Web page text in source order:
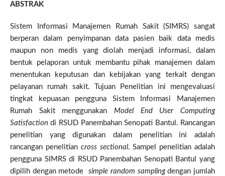
ABSTRAK
Sistem Informasi Manajemen Rumah Sakit (SIMRS) sangat
berperan dalam penyimpanan data pasien baik data medis
maupun non medis yang diolah menjadi informasi, dalam
bentuk pelaporan untuk membantu pihak manajemen dalam
menentukan keputusan dan kebijakan yang terkait dengan
pelayanan rumah sakit. Tujuan Penelitian ini mengevaluasi
tingkat kepuasan pengguna Sistem Informasi Manajemen
Rumah Sakit menggunakan Model End User Computing
Satisfaction di RSUD Panembahan Senopati Bantul. Rancangan
penelitian yang digunakan dalam penelitian ini adalah
rancangan penelitian cross sectional. Sampel penelitian adalah
pengguna SIMRS di RSUD Panembahan Senopati Bantul yang
dipilih dengan metode simple random samplingdengan jumlah